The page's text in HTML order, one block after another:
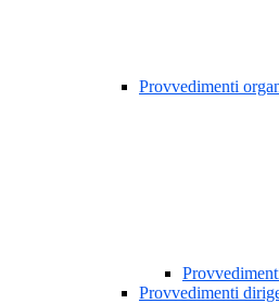
Provvedimenti
Provvedimenti